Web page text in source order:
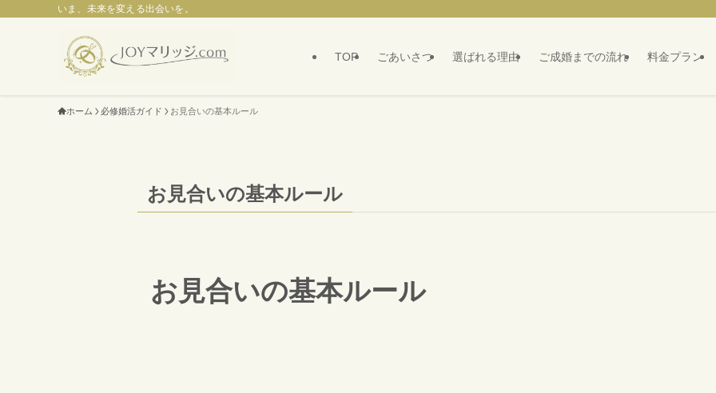
いま、未来を変える出会いを。
TOP ごあいさつ 選ばれる理由 ご成婚までの流れ 料金プラン
ホーム 必修婚活ガイド お見合いの基本ルール
お見合いの基本ルール
お見合いの基本ルール